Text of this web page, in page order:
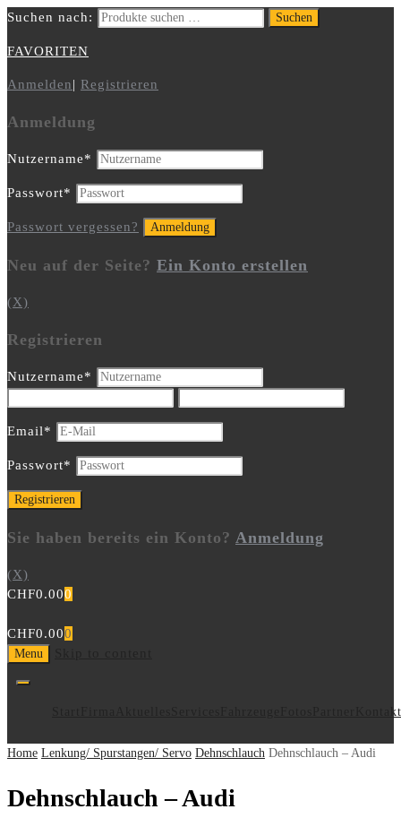
Suchen nach: Suchen
FAVORITEN
Anmelden| Registrieren
Anmeldung
Nutzername*
Passwort*
Passwort vergessen?
Neu auf der Seite? Ein Konto erstellen
(X)
Registrieren
Nutzername*
Email*
Passwort*
Sie haben bereits ein Konto? Anmeldung
(X)
CHF0.000
CHF0.000
Menu
Kontakt
Home Lenkung/ Spurstangen/ Servo Dehnschlauch Dehnschlauch – Audi
Dehnschlauch – Audi